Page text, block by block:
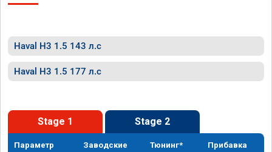
Haval H3 1.5 143 л.с
Haval H3 1.5 177 л.с
Stage 1 Stage 2
Параметр Заводские Тюнинг* Прибавка